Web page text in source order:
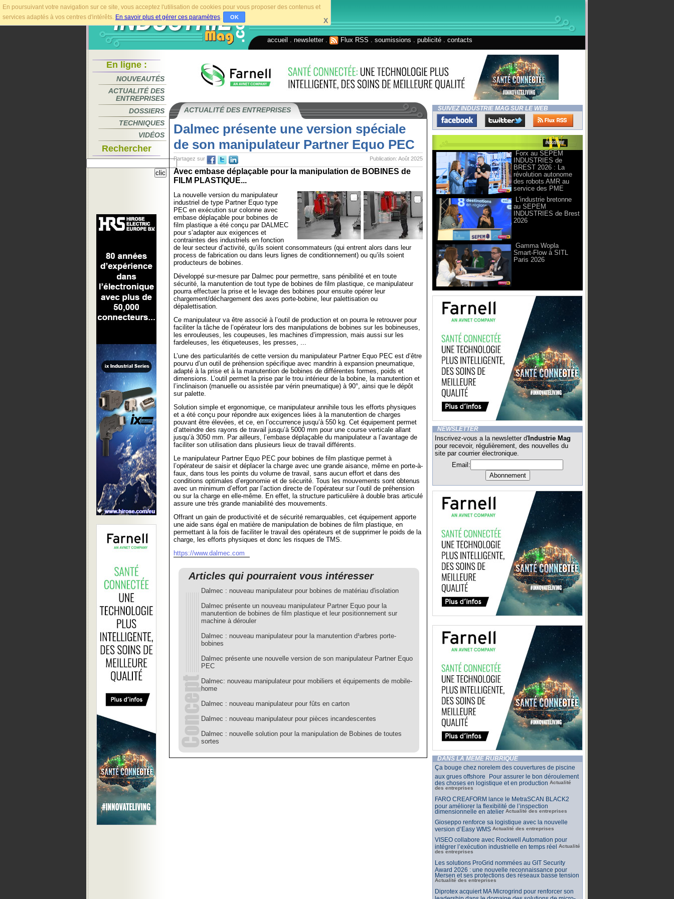
En poursuivant votre navigation sur ce site, vous acceptez l'utilisation de cookies pour vous proposer des contenus et
services adaptés à vos centres d'intérêts. En savoir plus et gérer ces paramètres. OK X
accueil newsletter. Flux RSS soumissions publicité contacts
En ligne :
NOUVEAUTÉS
ACTUALITÉ DES
ENTREPRISES
DOSSIERS
TECHNIQUES
VIDÉOS
Rechercher
ACTUALITÉ DES ENTREPRISES
Dalmec présente une version spéciale
de son manipulateur Partner Equo PEC
Publication: Août 2025
Partagez sur
Avec embase déplaçable pour la manipulation de BOBINES de
FILM PLASTIQUE...
La nouvelle version du manipulateur
industriel de type Partner Equo type
PEC en exécution sur colonne avec
embase déplaçable pour bobines de
film plastique a été conçu par DALMEC
pour s’adapter aux exigences et
contraintes des industriels en fonction
de leur secteur d’activité, qu’ils soient consommateurs (qui entrent alors dans leur
process de fabrication ou dans leurs lignes de conditionnement) ou qu’ils soient
producteurs de bobines.
Développé sur-mesure par Dalmec pour permettre, sans pénibilité et en toute
sécurité, la manutention de tout type de bobines de film plastique, ce manipulateur
pourra effectuer la prise et le levage des bobines pour ensuite opérer leur
chargement/déchargement des axes porte-bobine, leur palettisation ou
dépalettisation.
Ce manipulateur va être associé à l’outil de production et on pourra le retrouver pour
faciliter la tâche de l’opérateur lors des manipulations de bobines sur les bobineuses,
les enrouleuses, les coupeuses, les machines d’impression, mais aussi sur les
fardeleuses, les étiqueteuses, les presses, ...
L’une des particularités de cette version du manipulateur Partner Equo PEC est d’être
pourvu d’un outil de préhension spécifique avec mandrin à expansion pneumatique,
adapté à la prise et à la manutention de bobines de différentes formes, poids et
dimensions. L’outil permet la prise par le trou intérieur de la bobine, la manutention et
l’inclinaison (manuelle ou assistée par vérin pneumatique) à 90°, ainsi que le dépôt
sur palette.
Solution simple et ergonomique, ce manipulateur annihile tous les efforts physiques
et a été conçu pour répondre aux exigences liées à la manutention de charges
pouvant être élevées, et ce, en l’occurrence jusqu’à 550 kg. Cet équipement permet
d’atteindre des rayons de travail jusqu’à 5000 mm pour une course verticale allant
jusqu’à 3050 mm. Par ailleurs, l’embase déplaçable du manipulateur a l’avantage de
faciliter son utilisation dans plusieurs lieux de travail différents.
Le manipulateur Partner Equo PEC pour bobines de film plastique permet à
l’opérateur de saisir et déplacer la charge avec une grande aisance, même en porte-à-
faux, dans tous les points du volume de travail, sans aucun effort et dans des
conditions optimales d’ergonomie et de sécurité. Tous les mouvements sont obtenus
avec un minimum d’effort par l’action directe de l’opérateur sur l’outil de préhension
ou sur la charge en elle-même. En effet, la structure particulière à double bras articulé
assure une très grande maniabilité des mouvements.
Offrant un gain de productivité et de sécurité remarquables, cet équipement apporte
une aide sans égal en matière de manipulation de bobines de film plastique, en
permettant à la fois de faciliter le travail des opérateurs et de supprimer le poids de la
charge, les efforts physiques et donc les risques de TMS.
https://www.dalmec.com
Articles qui pourraient vous intéresser
Dalmec : nouveau manipulateur pour bobines de matériau d'isolation
Dalmec présente un nouveau manipulateur Partner Equo pour la
manutention de bobines de film plastique et leur positionnement sur
machine à dérouler
Dalmec : nouveau manipulateur pour la manutention d¹arbres porte-
bobines
Dalmec présente une nouvelle version de son manipulateur Partner Equo
PEC
Dalmec: nouveau manipulateur pour mobiliers et équipements de mobile-
home
Dalmec : nouveau manipulateur pour fûts en carton
Dalmec : nouveau manipulateur pour pièces incandescentes
Dalmec : nouvelle solution pour la manipulation de Bobines de toutes
sortes
SUIVEZ INDUSTRIE MAG SUR LE WEB
Forx au SEPEM
INDUSTRIES de
BREST 2026 : La
révolution autonome
des robots AMR au
service des PME
L'industrie bretonne
au SEPEM
INDUSTRIES de Brest
2026
Gamma Wopla
Smart-Flow à SITL
Paris 2026
NEWSLETTER
Inscrivez-vous a la newsletter d' Industrie Mag
pour recevoir, régulièrement, des nouvelles du
site par courrier électronique.
Email:
DANS LA MÊME RUBRIQUE
Ça bouge chez norelem des couvertures de piscine
aux grues offshore Pour assurer le bon déroulement
des choses en logistique et en production Actualité
des entreprises
FARO CREAFORM lance le MetraSCAN BLACK2
pour améliorer la flexibilité de l’inspection
dimensionnelle en atelier Actualité des entreprises
Gioseppo renforce sa logistique avec la nouvelle
version d’Easy WMS Actualité des entreprises
VISEO collabore avec Rockwell Automation pour
intégrer l’exécution industrielle en temps réel Actualité
des entreprises
Les solutions ProGrid nommées au GIT Security
Award 2026 : une nouvelle reconnaissance pour
Mersen et ses protections des réseaux basse tension
Actualité des entreprises
Diprotex acquiert MA Microgrind pour renforcer son
leadership dans le domaine des solutions de micro-